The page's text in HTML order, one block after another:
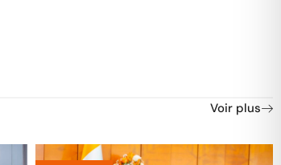
Voir plus